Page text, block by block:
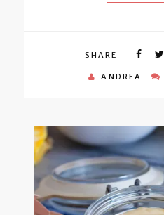
SHARE
ANDREA